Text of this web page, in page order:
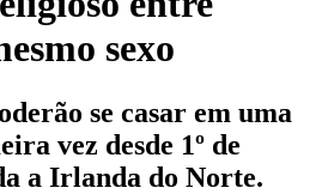
sexo
se casar em uma
vez desde 1º de
a Irlanda do Norte.